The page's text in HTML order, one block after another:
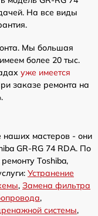
На все виды
Мы большая
более 20 тыс.
уже имеется
заказе ремонта на
наших мастеров - они
GR-RG 74 RDA. По
Toshiba,
Устранение
, Замена фильтра
,
системы,